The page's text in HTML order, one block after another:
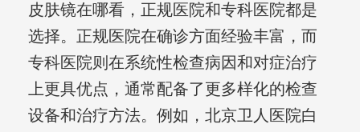
皮肤镜在哪看，正规医院和专科医院都是
选择。正规医院在确诊方面经验丰富，而
专科医院则在系统性检查病因和对症治疗
上更具优点，通常配备了更多样化的检查
设备和治疗方法。例如，北京卫人医院白